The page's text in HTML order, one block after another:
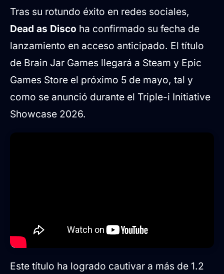
Tras su rotundo éxito en redes sociales,
Dead as Disco ha confirmado su fecha de
lanzamiento en acceso anticipado. El título
de Brain Jar Games llegará a Steam y Epic
Games Store el próximo 5 de mayo, tal y
como se anunció durante el Triple-i Initiative
Showcase 2026.
Este título ha logrado cautivar a más de 1.2